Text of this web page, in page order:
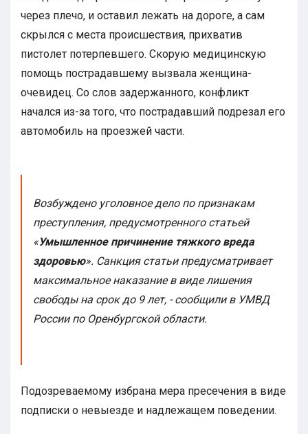
через плечо, и оставил лежать на дороге, а сам
скрылся с места происшествия, прихватив
пистолет потерпевшего. Скорую медицинскую
помощь пострадавшему вызвала женщина-
очевидец. Со слов задержанного, конфликт
начался из-за того, что пострадавший подрезал его
автомобиль на проезжей части.
Возбуждено уголовное дело по признакам
преступления, предусмотренного статьей
«Умышленное причинение тяжкого вреда
здоровью». Санкция статьи предусматривает
максимальное наказание в виде лишения
свободы на срок до 9 лет, - сообщили в УМВД
России по Оренбургской области.
Подозреваемому избрана мера пресечения в виде
подписки о невыезде и надлежащем поведении.